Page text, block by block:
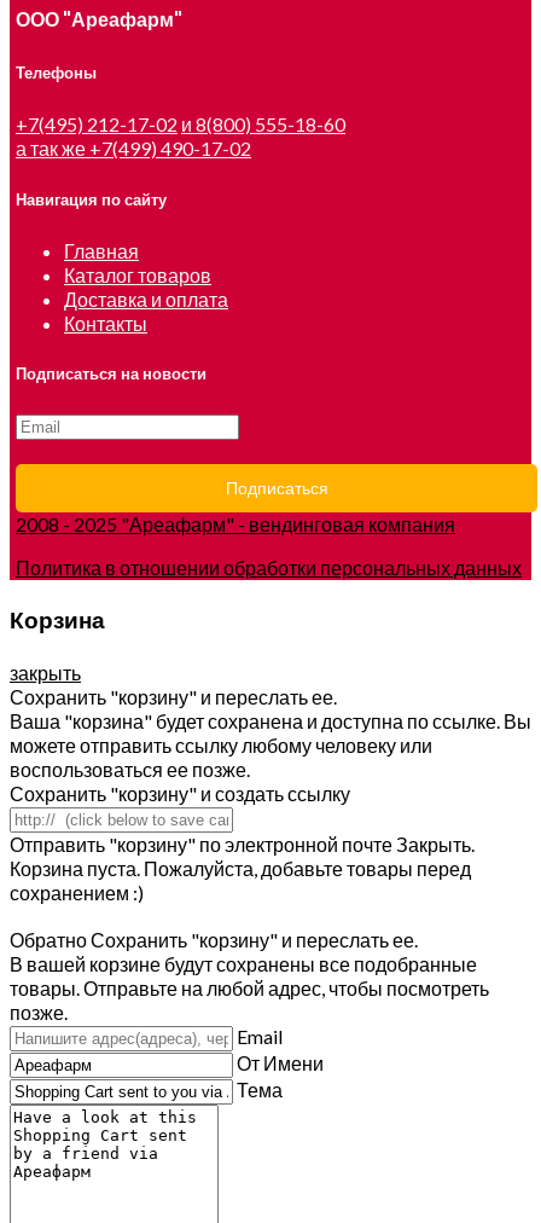
ООО "Ареафарм"
Телефоны
+7(495) 212-17-02 и 8(800) 555-18-60
а так же +7(499) 490-17-02
Навигация по сайту
Главная
Каталог товаров
Доставка и оплата
Контакты
Подписаться на новости
2008 - 2025 "Ареафарм" - вендинговая компания
Политика в отношении обработки персональных данных
Корзина
закрыть
Сохранить "корзину" и переслать ее.
Ваша "корзина" будет сохранена и доступна по ссылке. Вы
можете отправить ссылку любому человеку или
воспользоваться ее позже.
Сохранить "корзину" и создать ссылку
Отправить "корзину" по электронной почте Закрыть.
Корзина пуста. Пожалуйста, добавьте товары перед
сохранением :)
ОбратноСохранить "корзину" и переслать ее.
В вашей корзине будут сохранены все подобранные
товары. Отправьте на любой адрес, чтобы посмотреть
позже.
Email
От Имени
Тема